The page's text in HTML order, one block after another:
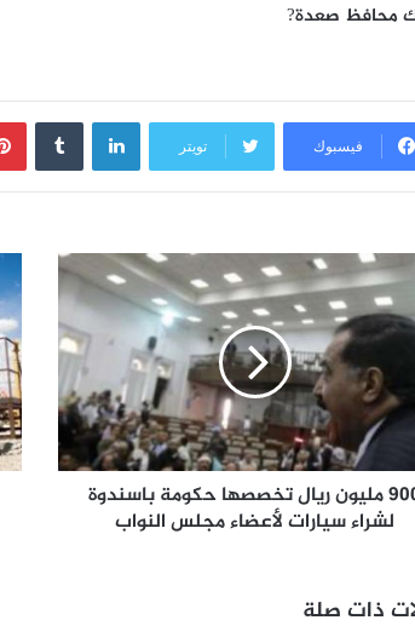
محافظ صعدة?
فيسبوك تويتر
لينكدإن
900 مليون ريال تخصصها حكومة باسندوة
لشراء سيارات لأعضاء مجلس النواب
ذات صلة